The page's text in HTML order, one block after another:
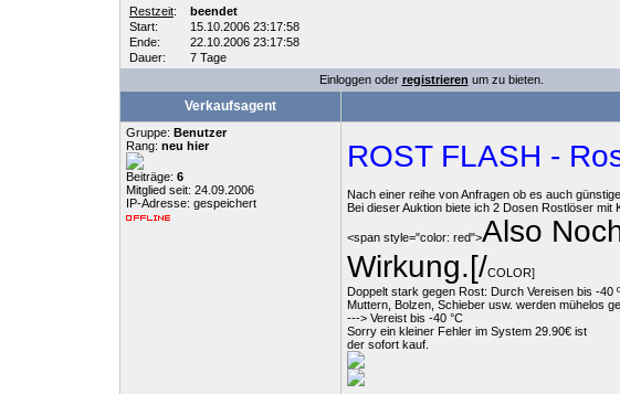
Restzeit:
beendet
Start:
15.10.2006 23:17:58
Ende:
22.10.2006 23:17:58
Dauer:
7 Tage
Einloggen oder registrieren um zu bieten.
Verkaufsagent
Gruppe: Benutzer
Rang: neu hier
Beiträge: 6
Mitglied seit: 24.09.2006
IP-Adresse: gespeichert
ROST FLASH -
Nach einer reihe von Anfragen ob es auch
Bei dieser Auktion biete ich 2 Dosen Rostlöser
<span style="color: red">Also
Wirkung.[/COLOR]
Doppelt stark gegen Rost: Durch Vereisen bis -40
Muttern, Bolzen, Schieber usw. werden mühelos
---> Vereist bis -40 °C
Sorry ein kleiner Fehler im System 29.90€ ist
der sofort kauf.